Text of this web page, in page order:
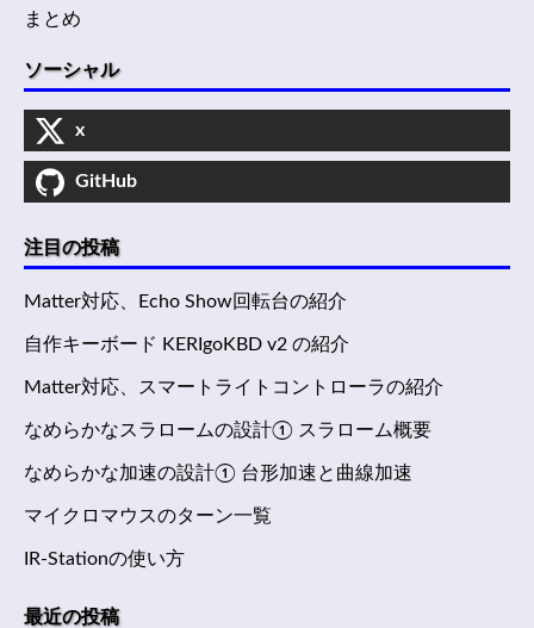
まとめ
ソーシャル
x
GitHub
注目の投稿
Matter対応、Echo Show回転台の紹介
自作キーボード KERIgoKBD v2 の紹介
Matter対応、スマートライトコントローラの紹介
なめらかなスラロームの設計① スラローム概要
なめらかな加速の設計① 台形加速と曲線加速
マイクロマウスのターン一覧
IR-Stationの使い方
最近の投稿